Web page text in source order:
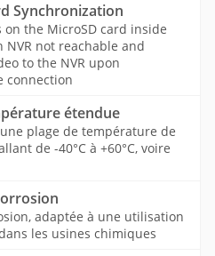
Synchronization
on the MicroSD card inside
NVR not reachable and
to the NVR upon
connection
étendue
plage de température de
de -40°C à +60°C, voire
adaptée à une utilisation
les usines chimiques